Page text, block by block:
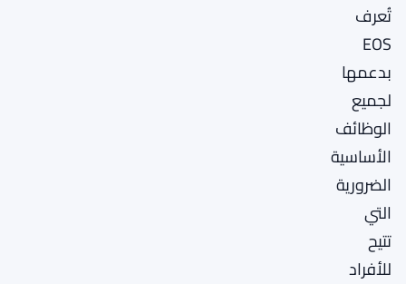
تُعرف
EOS
بدعمها
لجميع
الوظائف
الأساسية
الضرورية
التي
تتيح
للأفراد